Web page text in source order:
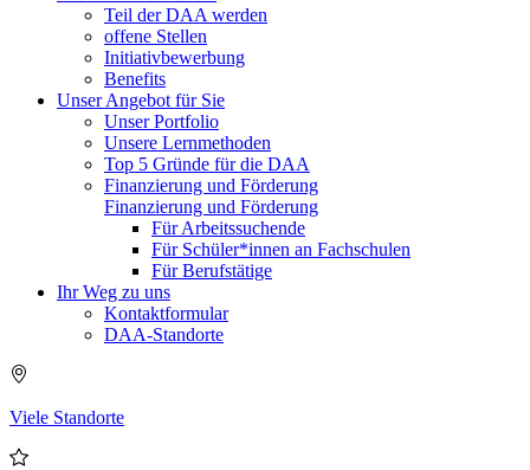
Teil der DAA werden
offene Stellen
Initiativbewerbung
Benefits
Unser Angebot für Sie
Unser Portfolio
Unsere Lernmethoden
Top 5 Gründe für die DAA
Finanzierung und Förderung
Finanzierung und Förderung
Für Arbeitssuchende
Für Schüler*innen an Fachschulen
Für Berufstätige
Ihr Weg zu uns
Kontaktformular
DAA-Standorte
Viele Standorte